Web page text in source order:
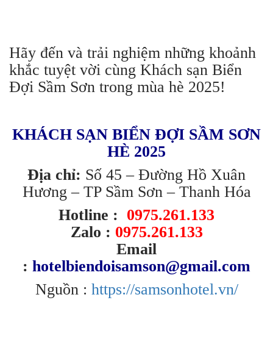
Hãy đến và trải nghiệm những khoảnh
khắc tuyệt vời cùng Khách sạn Biển
Đợi Sầm Sơn trong mùa hè 2025!
KHÁCH SẠN BIỂN ĐỢI SẦM SƠN
HÈ 2025
Địa chỉ: Số 45 – Đường Hồ Xuân
Hương – TP Sầm Sơn – Thanh Hóa
Hotline : 0975.261.133
Zalo : 0975.261.133
Email
: hotelbiendoisamson@gmail.com
Nguồn : https://samsonhotel.vn/